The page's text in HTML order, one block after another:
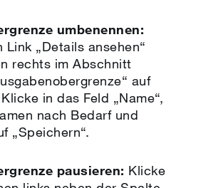
umbenennen:
Link „Details ansehen“
rechts im Abschnitt
auf
in das Feld „Name“,
nach Bedarf und
„Speichern“.
pausieren: Klicke